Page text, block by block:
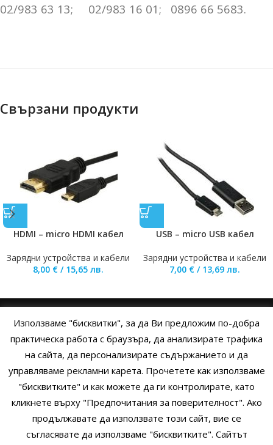
02/983 63 13; 02/983 16 01; 0896 66 5683.
Свързани продукти
HDMI – micro HDMI кабел
Зарядни устройства и кабели
8,00 € / 15,65 лв.
USB – micro USB кабел
Зарядни устройства и кабели
7,00 € / 13,69 лв.
ОБЩИ УСЛОВИЯ УСЛОВИЯ И ПРАВИЛА
ПОЛИТИКА НА БИСКВИТКИТЕПОЛИТИКА ЗА ПОВЕРИТЕЛНОСТ
Copyright © 2014 - 2024 Zigifly.com — Developed by We Work With
Използваме "бисквитки", за да Ви предложим по-добра
практическа работа с браузъра, да анализирате трафика
на сайта, да персонализирате съдържанието и да
управляваме рекламни карета. Прочетете как използваме
"бисквитките" и как можете да ги контролирате, като
кликнете върху "Предпочитания за поверителност". Ако
продължавате да използвате този сайт, вие се
съгласявате да използваме "бисквитките". Сайтът